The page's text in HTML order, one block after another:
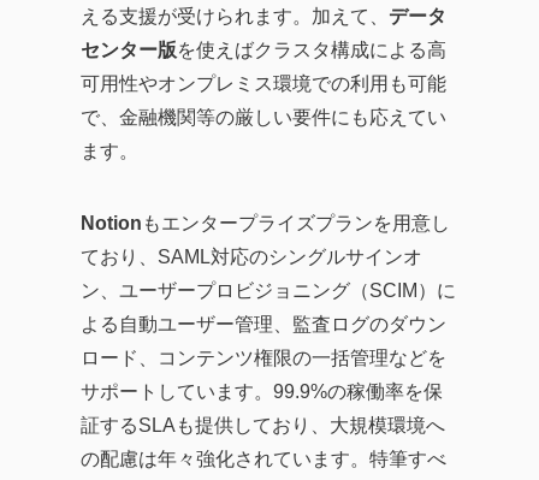
える支援が受けられます。加えて、 データ
センター版を使えばクラスタ構成による高
可用性やオンプレミス環境での利用も可能
で、金融機関等の厳しい要件にも応えてい
ます。
Notion もエンタープライズプランを用意し
ており、SAML対応のシングルサインオ
ン、ユーザープロビジョニング（SCIM）に
よる自動ユーザー管理、監査ログのダウン
ロード、コンテンツ権限の一括管理などを
サポートしています。99.9%の稼働率を保
証するSLAも提供しており、大規模環境へ
の配慮は年々強化されています。特筆すべ